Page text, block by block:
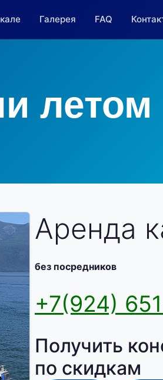
Галерея FAQ
летом
Аренда
без посредников
+7(924)
Получить
по скидкам